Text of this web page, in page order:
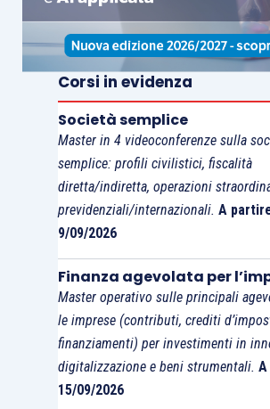
Per le società di nuova
possesso dei requisiti deve
“nel primo esercizio” di attività,
facilmente risolta: le nuove
applicazione dal 2024
La questione si complica per le
per le quali si deve verificare il
parametri “per due esercizi
nuove soglie potranno essere
retroattivamente?
In occasione di unprecedente
soglia il CNDCEC(con i
gennaio 2009 e del 15 aprile
l’applicazione retroattiva dei
Corsi in evidenza
Società semplice
Master in 4 videoconferenze sulla
semplice: profili civilistici, fiscalità
diretta/indiretta, operazioni
previdenziali/internazionali. A
9/09/2026
Finanza agevolata per
Master operativo sulle principali
le imprese (contributi, crediti
finanziamenti) per investimenti in
digitalizzazione e beni strumentali.
15/09/2026